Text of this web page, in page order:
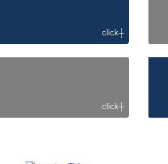
click┼
click┼